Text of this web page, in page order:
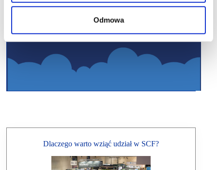
Odmowa
Dlaczego warto wziąć udział w SCF?